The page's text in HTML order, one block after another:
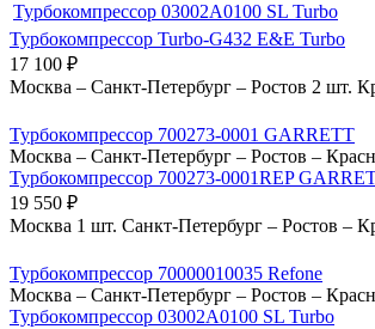
Турбокомпрессор 03002A0100 SL Turbo
Турбокомпрессор Turbo-G432 E&E Turbo
17 100 ₽
Москва – Санкт-Петербург – Ростов 2 шт.
Турбокомпрессор 700273-0001 GARRETT
Москва – Санкт-Петербург – Ростов –
Турбокомпрессор 700273-0001REP
19 550 ₽
Москва 1 шт. Санкт-Петербург – Ростов –
Турбокомпрессор 70000010035 Refone
Москва – Санкт-Петербург – Ростов –
Турбокомпрессор 03002A0100 SL Turbo